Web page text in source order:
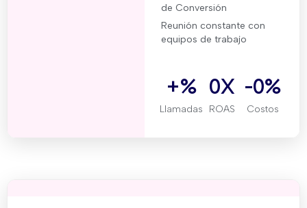
de Conversión
Reunión constante con
equipos de trabajo
Llamadas
+%
ROAS
0X
Costos
-0%